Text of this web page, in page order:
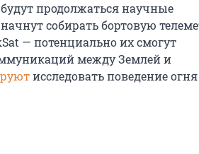
продолжаться научные
собирать бортовую
— потенциально их смогут
между Землей и
исследовать поведение